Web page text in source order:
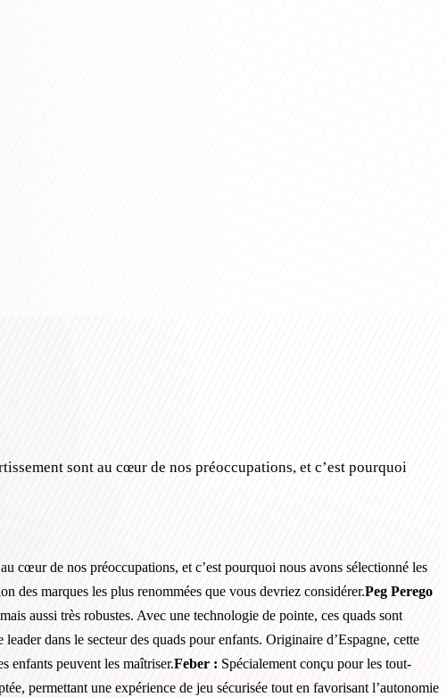
sont au cœur de nos préoccupations, et c’est pourquoi
cœur de nos préoccupations, et c’est pourquoi nous avons sélectionné les
des marques les plus renommées que vous devriez considérer.Peg Perego
aussi très robustes. Avec une technologie de pointe, ces quads sont
leader dans le secteur des quads pour enfants. Originaire d’Espagne, cette
enfants peuvent les maîtriser.Feber : Spécialement conçu pour les tout-
permettant une expérience de jeu sécurisée tout en favorisant l’autonomie